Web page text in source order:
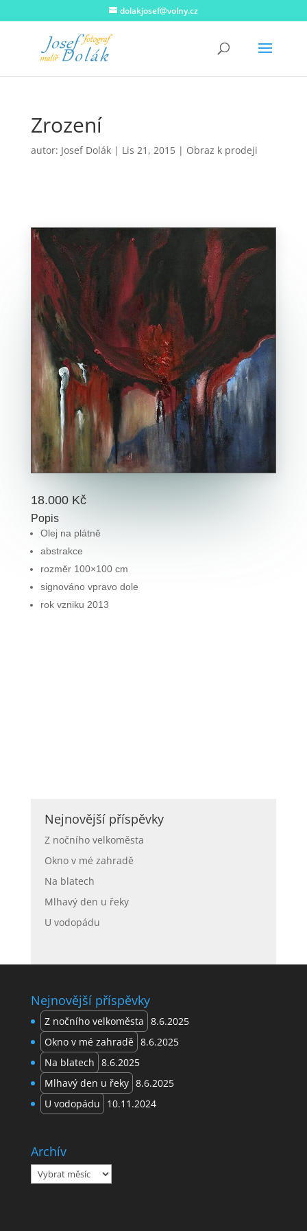
dolakjosef@volny.cz
Zrození
autor: Josef Dolák| Lis 21, 2015| Obraz k prodeji
18.000 Kč
Popis
Olej na plátně
abstrakce
rozměr 100×100 cm
signováno vpravo dole
rok vzniku 2013
Nejnovější příspěvky
Z nočního velkoměsta
Okno v mé zahradě
Na blatech
Mlhavý den u řeky
U vodopádu
Nejnovější příspěvky
Z nočního velkoměsta 8.6.2025
Okno v mé zahradě 8.6.2025
Na blatech 8.6.2025
Mlhavý den u řeky 8.6.2025
U vodopádu
10.11.2024
Archív
Archív